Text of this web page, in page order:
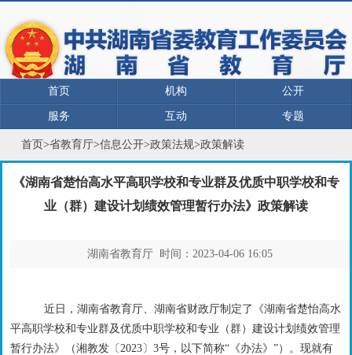
首页 机构 公开
服务 互动 专题
首页>省教育厅>信息公开>政策法规>政策解读
《湖南省楚怡高水平高职学校和专业群及优质中职学校和专
业（群）建设计划绩效管理暂行办法》政策解读
湖南省教育厅 时间：2023-04-06 16:05
近日，湖南省教育厅、湖南省财政厅制定了《湖南省楚怡高水
平高职学校和专业群及优质中职学校和专业（群）建设计划绩效管理
暂行办法》（湘教发〔 2023〕3号，以下简称“《办法》”）。现就有